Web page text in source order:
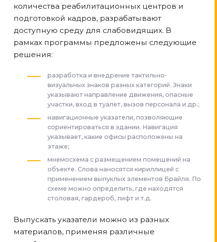
количества реабилитационных центров и
подготовкой кадров, разрабатывают
доступную среду для слабовидящих. В
рамках программы предложены следующие
решения:
разработка и внедрение тактильно-
визуальных знаков разных категорий. Знаки
указывают направление движения, опасные
участки, вход в туалет, вызов персонала и др.;
навигационные указатели, позволяющие
сориентироваться в здании. Навигация
указывает, какие офисы расположены на
этаже;
мнемосхема с размещением помещений на
объекте. Слова наносятся кириллицей с
применением выпуклых элементов Брайля. По
схеме можно определить, где находятся
столовая, гардероб, лифт и т.д.
Выпускать указатели можно из разных
материалов, применяя различные